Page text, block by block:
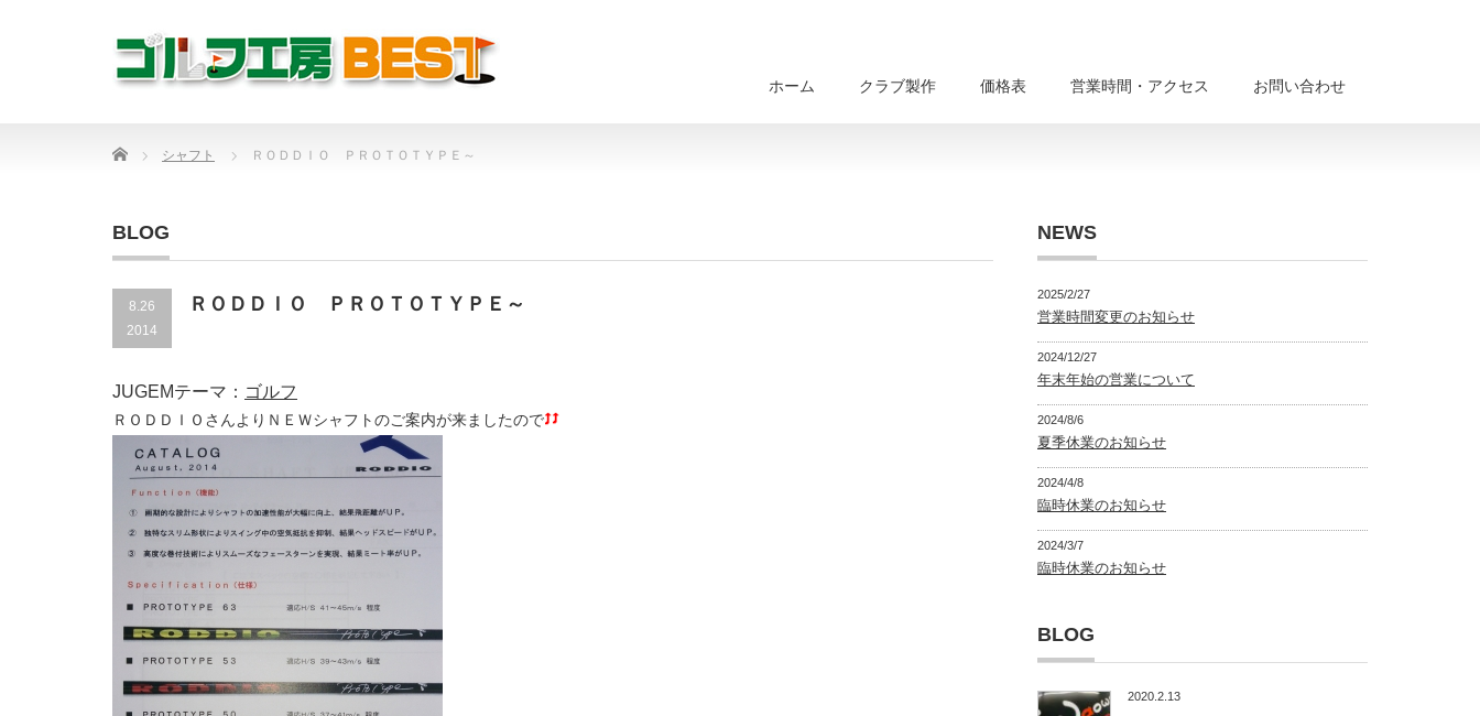
ホーム クラブ製作 価格表 営業時間・アクセス お問い合わせ
Home シャフト ＲＯＤＤＩＯ ＰＲＯＴＯＴＹＰＥ～
BLOG
8.26
2014
ＲＯＤＤＩＯ ＰＲＯＴＯＴＹＰＥ～
JUGEMテーマ： ゴルフ
ＲＯＤＤＩＯさんよりＮＥＷシャフトのご案内が来ましたので
NEWS
2025/2/27
営業時間変更のお知らせ
2024/12/27
年末年始の営業について
2024/8/6
夏季休業のお知らせ
2024/4/8
臨時休業のお知らせ
2024/3/7
臨時休業のお知らせ
BLOG
2020.2.13